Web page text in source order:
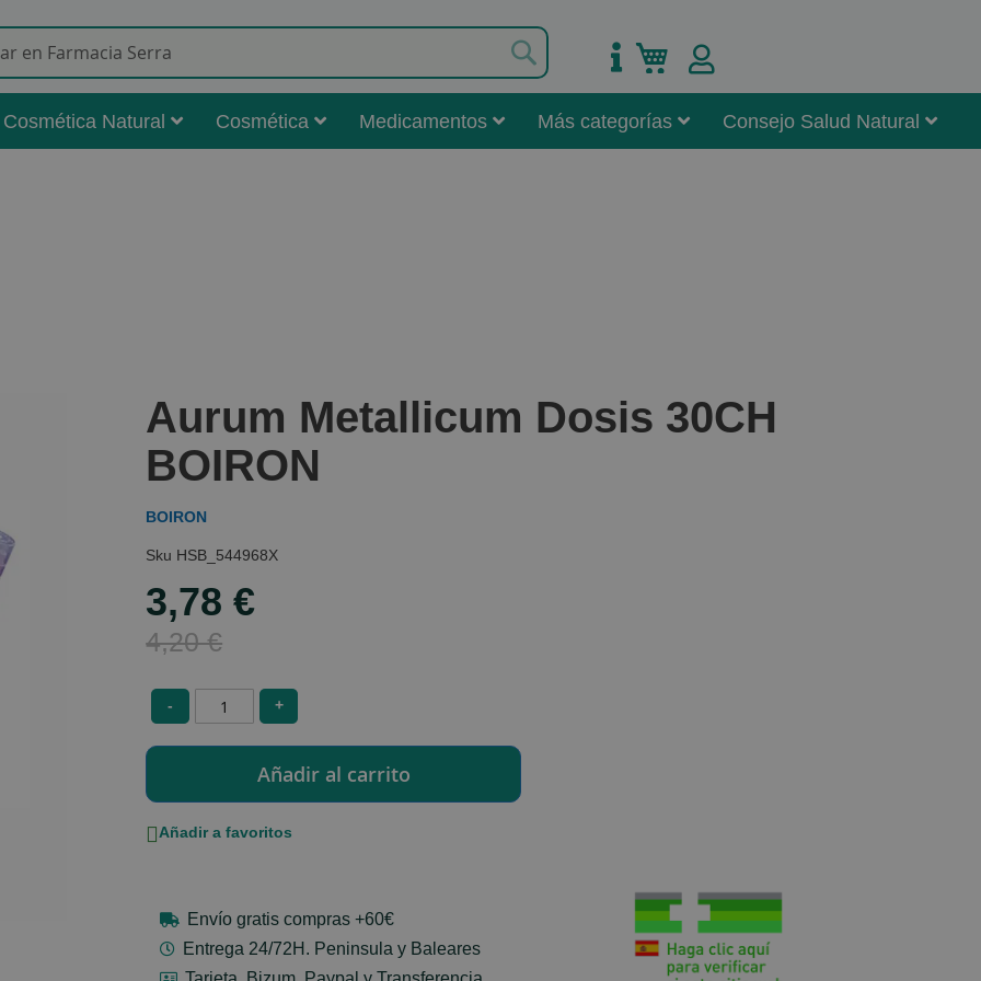
Mi carrito
Cosmética Natural Cosmética Medicamentos Más categorías Consejo Salud Natural
Aurum Metallicum Dosis 30CH
BOIRON
BOIRON
HSB_544968X
Special
Price
3,78 €
4,20 €
- +
Añadir a favoritos
Envío gratis compras +60€
Entrega 24/72H. Peninsula y Baleares